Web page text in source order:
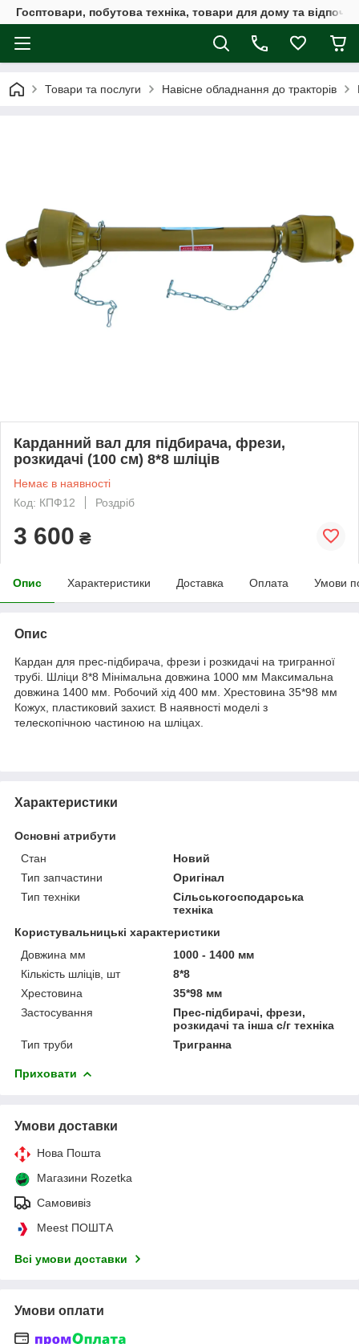
Госптовари, побутова техніка, товари для дому та
Товари та послуги Навісне обладнання до тракторів
Карданний вал для підбирача, фрези,
розкидачі (100 см) 8*8 шліців
Немає в наявності
Код: КПФ12
Роздріб
3 600 ₴
Опис Характеристики Доставка Оплата Умови
Опис
Кардан для прес-підбирача, фрези і розкидачі на тригранної
трубі. Шліци 8*8 Мінімальна довжина 1000 мм Максимальна
довжина 1400 мм. Робочий хід 400 мм. Хрестовина 35*98 мм
Кожух, пластиковий захист. В наявності моделі з
телескопічною частиною на шліцах.
Характеристики
Основні атрибути
Стан
Новий
Тип запчастини
Оригінал
Тип техніки
Сільськогосподарська
техніка
Користувальницькі характеристики
Довжина мм
1000 - 1400 мм
Кількість шліців, шт
8*8
Хрестовина
35*98 мм
Застосування
Прес-підбирачі, фрези,
розкидачі та інша с/г техніка
Тип труби
Тригранна
Приховати
Умови доставки
Нова Пошта
Магазини Rozetka
Самовивіз
Meest ПОШТА
Всі умови доставки
Умови оплати